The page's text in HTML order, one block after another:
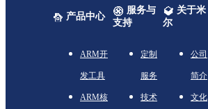
产品中心
服务与
支持
关于米
尔
ARM开
发工具
ARM核
定制
服务
技术
公司
简介
文化